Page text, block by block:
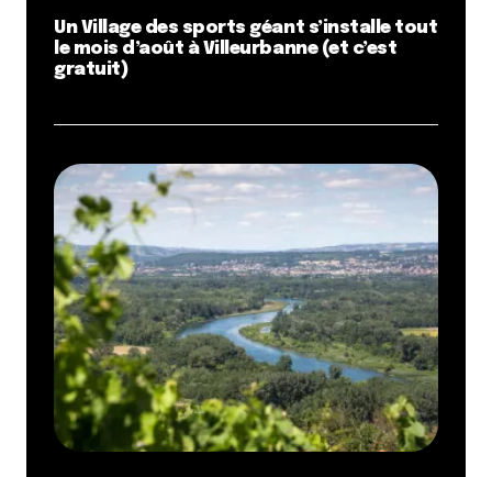
Un Village des sports géant s’installe tout
le mois d’août à Villeurbanne (et c’est
gratuit)